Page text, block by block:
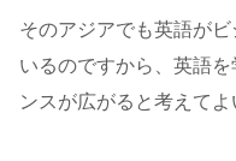
そのアジアでも英語が
いるのですから、英語
ンスが広がると考えてよ